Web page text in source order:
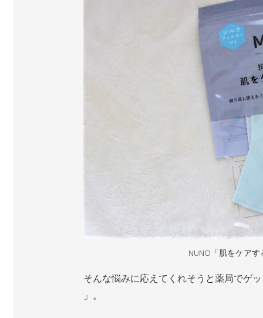
NUNO「肌をケア
そんな悩みに応えてくれそうと薬局でゲ
」。